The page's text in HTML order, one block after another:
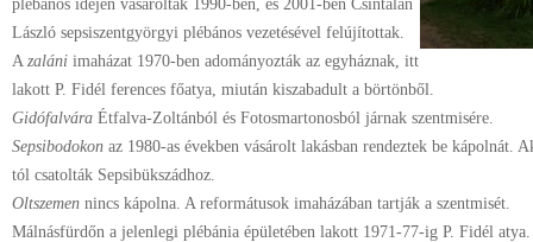
plébános idején vásároltak 1990-ben, és 2001-ben Csintalan
László sepsiszentgyörgyi plébános vezetésével felújítottak.
A zaláni imaházat 1970-ben adományozták az egyháznak, itt
lakott P. Fidél ferences főatya, miután kiszabadult a börtönből.
Gidófalvára Étfalva-Zoltánból és Fotosmartonosból járnak szentmisére.
Sepsibodokon az 1980-as években vásárolt lakásban rendeztek be
tól csatolták Sepsibükszádhoz.
Oltszemen nincs kápolna. A reformátusok imaházában tartják a szentmisét.
Málnásfürdőn a jelenlegi plébánia épületében lakott 1971-77-ig P. Fidél